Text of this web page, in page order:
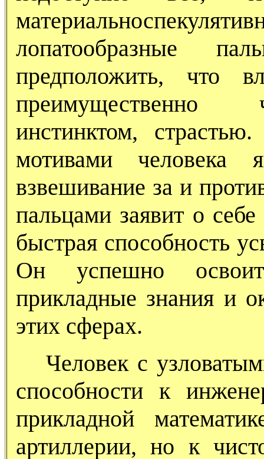
лопатообразные
предположить, что
преимущественно
инстинктом,
мотивами человека
взвешивание за и
пальцами заявит о
быстрая способность
Он успешно освоит
прикладные знания и
этих сферах.
Человек с
способности к
прикладной
артиллерии, но к